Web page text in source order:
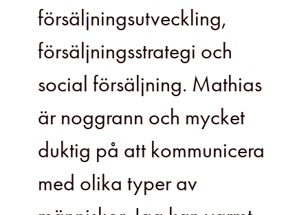
försäljningsutveckling,
försäljningsstrategi och
social försäljning. Mathias
är noggrann och mycket
duktig på att kommunicera
med olika typer av